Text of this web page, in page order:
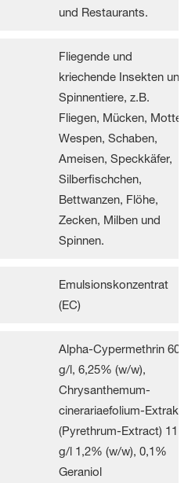
und Restaurants.
Fliegende und
kriechende Insekten und
Spinnentiere, z.B.
Fliegen, Mücken, Motten,
Wespen, Schaben,
Ameisen, Speckkäfer,
Silberfischchen,
Bettwanzen, Flöhe,
Zecken, Milben und
Spinnen.
Emulsionskonzentrat
(EC)
Alpha-Cypermethrin 60,4
g/l, 6,25% (w/w),
Chrysanthemum-
cinerariaefolium-Extrakt
(Pyrethrum-Extract) 11,5
g/l 1,2% (w/w),0,1%
Geraniol